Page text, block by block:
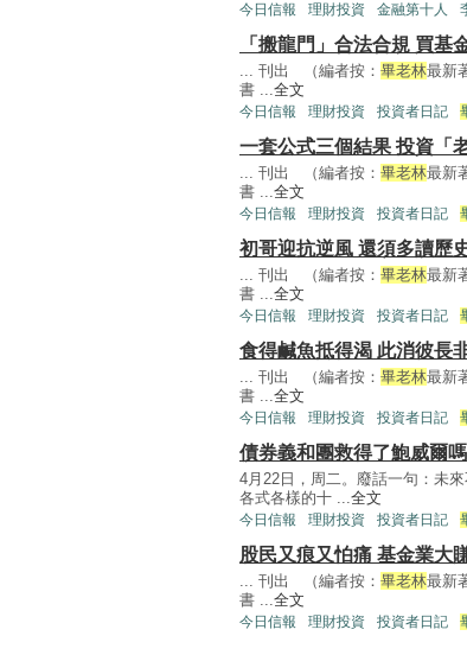
今日信報 理財投資 金融第十人
「搬龍門」合法合規 買基
... 刊出 （編者按： 畢老林最新
書 ...全文
今日信報 理財投資 投資者日記
一套公式三個結果 投資「
... 刊出 （編者按： 畢老林最新
書 ...全文
今日信報 理財投資 投資者日記
初哥迎抗逆風 還須多讀歷
... 刊出 （編者按： 畢老林最新
書 ...全文
今日信報 理財投資 投資者日記
食得鹹魚抵得渴 此消彼長
... 刊出 （編者按： 畢老林最新
書 ...全文
今日信報 理財投資 投資者日記
債券義和團救得了鮑威爾嗎
4月22日，周二。廢話一句：未
各式各樣的十 ...全文
今日信報 理財投資 投資者日記
股民又痕又怕痛 基金業大
... 刊出 （編者按： 畢老林最新
書 ...全文
今日信報 理財投資 投資者日記